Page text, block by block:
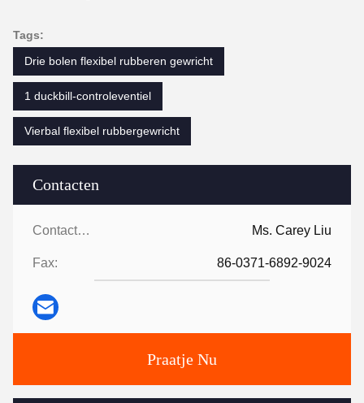
Contacten
Contacten: Ms. Carey Liu
Fax: 86-0371-6892-9024
Praatje Nu
Tags:
Drie bolen flexibel rubberen gewricht
1 duckbill-controleventiel
Vierbal flexibel rubbergewricht